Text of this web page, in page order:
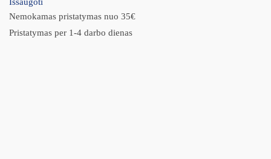
Išsaugoti
Nemokamas pristatymas nuo 35€
Pristatymas per 1-4 darbo dienas